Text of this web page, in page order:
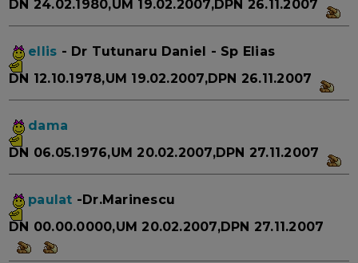
DN 24.02.1980,UM 19.02.2007,DPN 26.11.2007
ellis - Dr Tutunaru Daniel - Sp Elias
DN 12.10.1978,UM 19.02.2007,DPN 26.11.2007
dama
DN 06.05.1976,UM 20.02.2007,DPN 27.11.2007
paulat -Dr.Marinescu
DN 00.00.0000,UM 20.02.2007,DPN 27.11.2007